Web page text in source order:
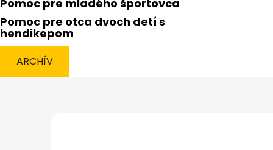
Pomoc pre mladého športovca
Pomoc pre otca dvoch detí s
hendikepom
ARCHÍV